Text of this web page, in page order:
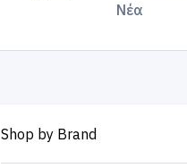
Νέα
Shop by Brand